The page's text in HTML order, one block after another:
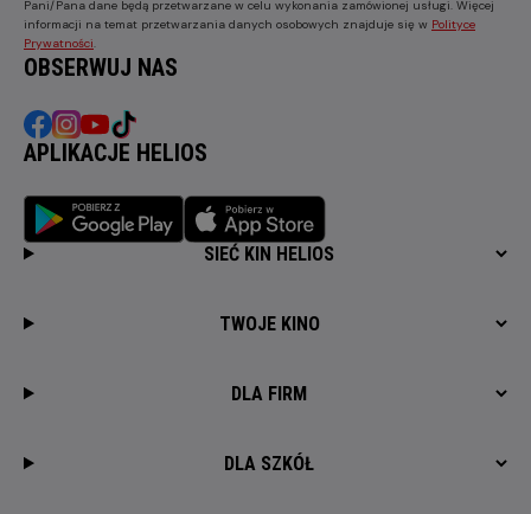
Pani/Pana dane będą przetwarzane w celu wykonania zamówionej usługi. Więcej
informacji na temat przetwarzania danych osobowych znajduje się w Polityce
Prywatności
OBSERWUJ NAS
APLIKACJE HELIOS
SIEĆ KIN HELIOS
TWOJE KINO
DLA FIRM
DLA SZKÓŁ